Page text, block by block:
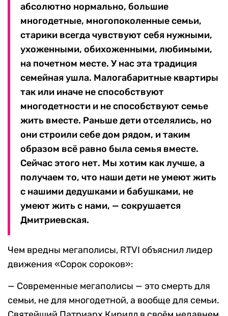
абсолютно нормально, большие
многодетные, многопоколенные семьи,
старики всегда чувствуют себя нужными,
ухоженными, обихоженными, любимыми,
на почетном месте. У нас эта традиция
семейная ушла. Малогабаритные квартиры
так или иначе не способствуют
многодетности и не способствуют семье
жить вместе. Раньше дети отселялись, но
они строили себе дом рядом, и таким
образом всё равно была семья вместе.
Сейчас этого нет. Мы хотим как лучше, а
получаем то, что наши дети не умеют жить
с нашими дедушками и бабушками, не
умеют жить с нами, — сокрушается
Дмитриевская.
Чем вредны мегаполисы, RTVI объяснил лидер
движения «Сорок сороков»:
— Современные мегаполисы — это смерть для
семьи, не для многодетной, а вообще для семьи.